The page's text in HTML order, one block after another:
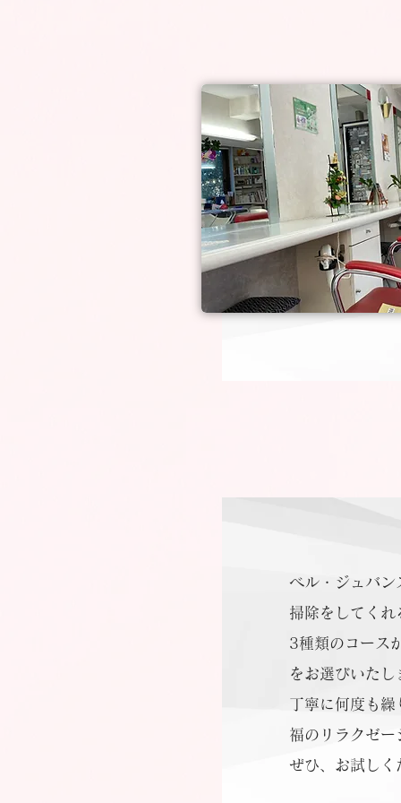
ベル・ジュバン
掃除をしてくれ
3種類のコース
をお選びいたし
丁寧に何度も繰
福のリラクゼー
ぜひ、お試しく